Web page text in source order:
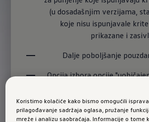
(u dosadašnjim verzijama,
koje nisu ispunjavale
prikazane i
Dalje poboljšanje
Opcija izbora opcije
podešavanjima
naplate
Koristimo kolačiće kako bismo omogućili
prilagođavanje sadržaja oglasa, pružanje
mreže i analizu saobraćaja. Informacije o tome